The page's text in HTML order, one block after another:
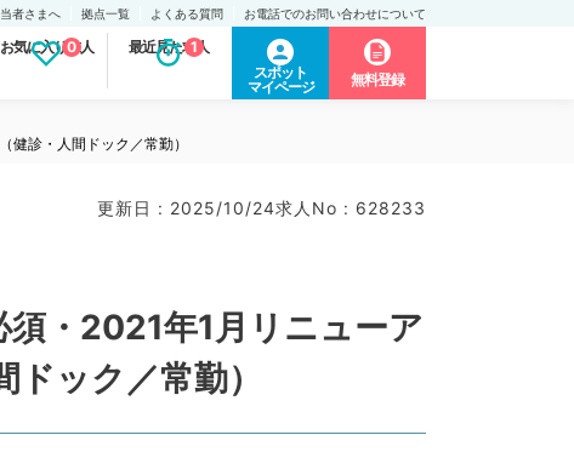
者さまへ 拠点一覧 よくある質問 お電話でのお問い合わせについて
お気に入り求人
0 最近見た求人
1
スポット
マイページ
無料登録
診・人間ドック／常勤）
更新日 : 2025/10/24求人No : 628233
・2021年1月リニューア
ック／常勤）